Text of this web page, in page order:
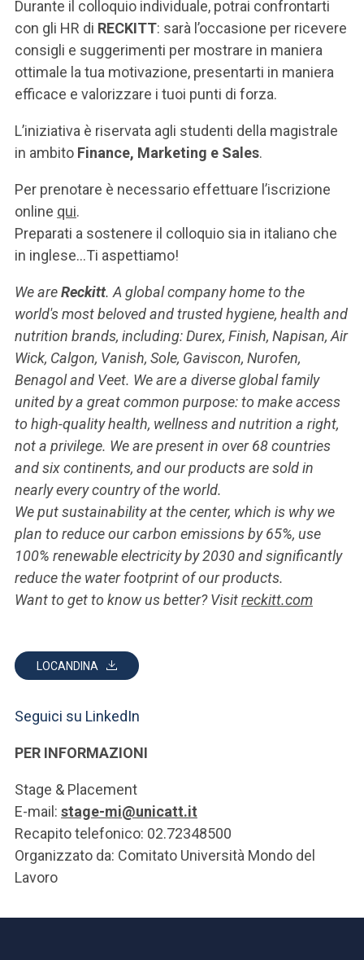
SEI UN DOCENTE O UN MEMBRO DELLO STAFF
ACCEDI A CLOUDMAIL
Durante il colloquio individuale, potrai confrontarti
con gli HR di RECKITT: sarà l’occasione per ricevere
consigli e suggerimenti per mostrare in maniera
ottimale la tua motivazione, presentarti in maniera
efficace e valorizzare i tuoi punti di forza.
L’iniziativa è riservata agli studenti della magistrale
in ambito Finance, Marketing e Sales.
Per prenotare è necessario effettuare l’iscrizione
online qui.
Preparati a sostenere il colloquio sia in italiano che
in inglese...Ti aspettiamo!
We areReckitt. A global company home to the
world's most beloved and trusted hygiene, health and
nutrition brands, including: Durex, Finish, Napisan, Air
Wick, Calgon, Vanish, Sole, Gaviscon, Nurofen,
Benagol and Veet. We are a diverse global family
united by a great common purpose: to make access
to high-quality health, wellness and nutrition a right,
not a privilege. We are present in over 68 countries
and six continents, and our products are sold in
nearly every country of the world.
We put sustainability at the center, which is why we
plan to reduce our carbon emissions by 65%, use
100% renewable electricity by 2030 and significantly
reduce the water footprint of our products.
Want to get to know us better? Visitreckitt.com
LOCANDINA
Seguici su LinkedIn
PER INFORMAZIONI
Stage & Placement
E-mail: stage-mi@unicatt.it
Recapito telefonico: 02.72348500
Organizzato da: Comitato Università Mondo del
Lavoro